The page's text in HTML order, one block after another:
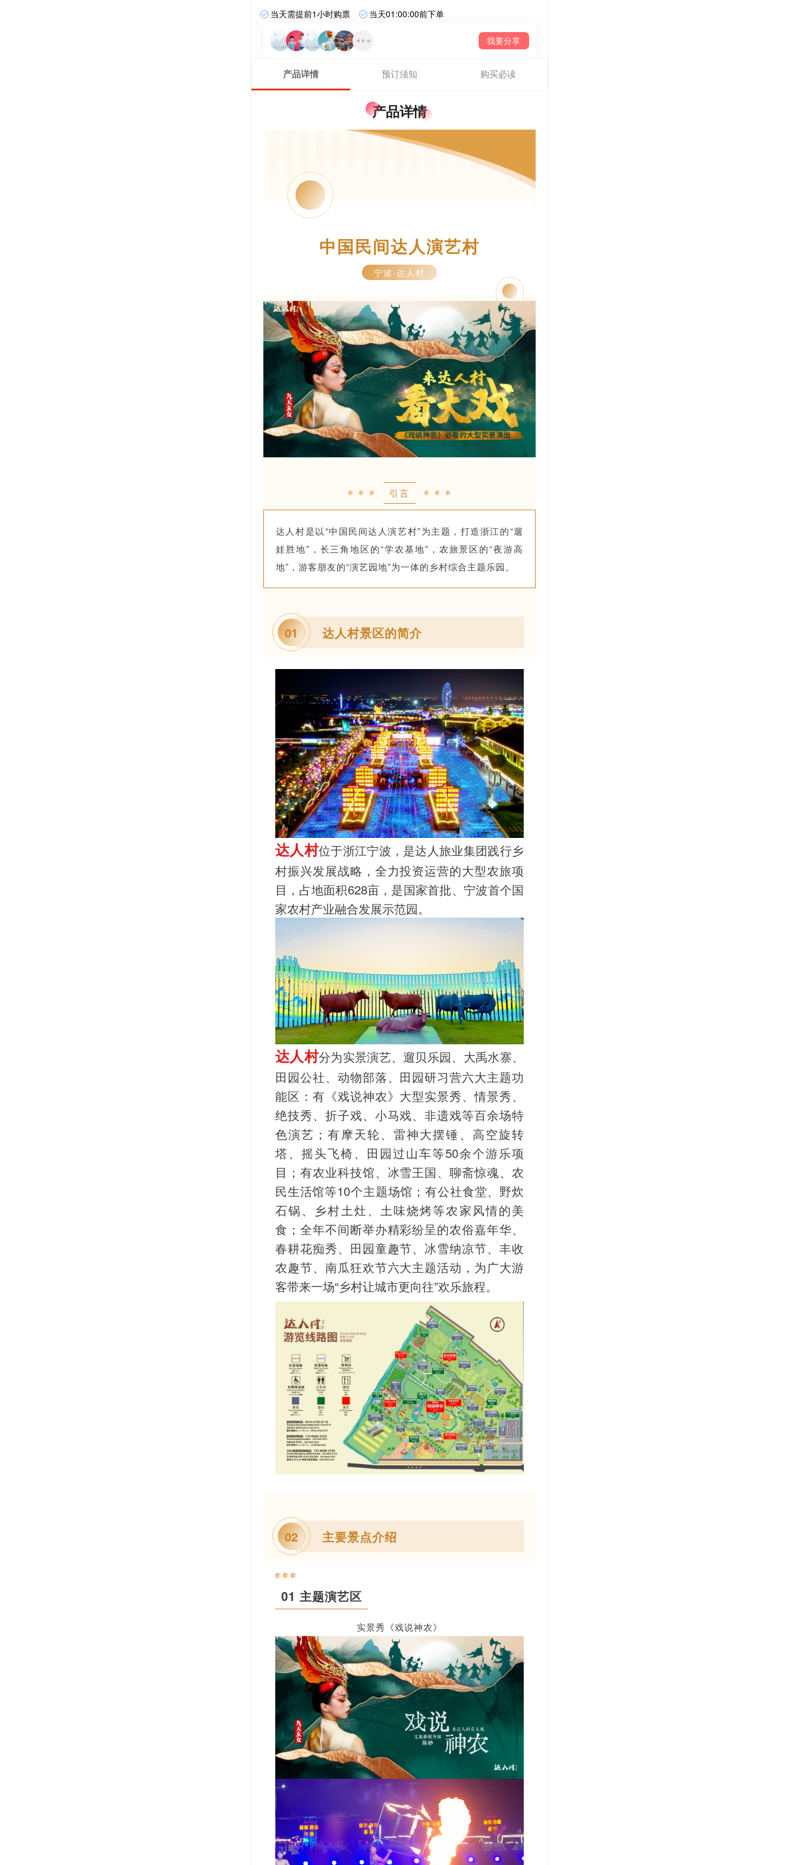
当天需提前1小时购票 当天01:00:00前下单
我要分享
产品详情 预订须知 购买必读
产品详情
中国民间达人演艺村
宁波·达人村
引言
达人村是以“中国民间达人演艺村”为主题，打造浙江的“遛
娃胜地”，长三角地区的“学农基地”，农旅景区的“夜游高
地”，游客朋友的“演艺园地”为一体的乡村综合主题乐园。
01 达人村景区的简介
达人村位于浙江宁波，是达人旅业集团践行乡
村振兴发展战略，全力投资运营的大型农旅项
目，占地面积628亩，是国家首批、宁波首个国
家农村产业融合发展示范园。
达人村分为实景演艺、遛贝乐园、大禹水寨、
田园公社、动物部落、田园研习营六大主题功
能区： 有《戏说神农》大型实景秀、情景秀、
绝技秀、折子戏、小马戏、非遗戏等百余场特
色演艺；有摩天轮、雷神大摆锤、高空旋转
塔、摇头飞椅、田园过山车等50余个游乐项
目；有农业科技馆、冰雪王国、聊斋惊魂、农
民生活馆等10个主题场馆；有公社食堂、野炊
石锅、乡村土灶、土味烧烤等农家风情的美
食；全年不间断举办精彩纷呈的农俗嘉年华、
春耕花痴秀、田园童趣节、冰雪纳凉节、丰收
农趣节、南瓜狂欢节六大主题活动，为广大游
客带来一场“乡村让城市更向往”欢乐旅程。
02 主要景点介绍
01 主题演艺区
实景秀《戏说神农》